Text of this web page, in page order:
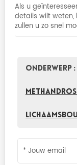
Als u
details wilt
zullen u zo snel
Onderwerp :